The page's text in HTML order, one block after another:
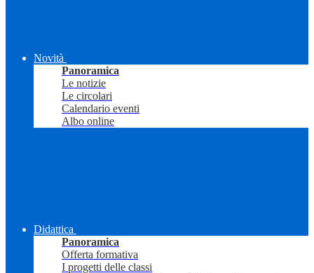
Novità
Panoramica
Le notizie
Le circolari
Calendario eventi
Albo online
Didattica
Panoramica
Offerta formativa
I progetti delle classi